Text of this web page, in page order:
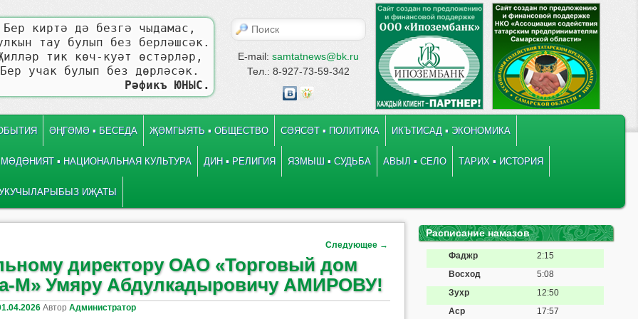
Бер киртә дә безгә чыдамас,
тау булып без берләшсәк.
тик көч-куәт өстәрләр,
Бер учак булып без дөрләсәк.
Рәфикъ ЮНЫС.
E-mail: samtatnews@bk.ru
Тел.: 8-927-73-59-342
ӘҢГӘМӘ ▪ БЕСЕДА ҖӘМГЫЯТЬ ▪ ОБЩЕСТВО СӘЯСӘТ ▪ ПОЛИТИКА ИКЪТИСАД ▪ ЭКОНОМИКА
▪ НАЦИОНАЛЬНАЯ КУЛЬТУРА ДИН ▪ РЕЛИГИЯ ЯЗМЫШ ▪ СУДЬБА АВЫЛ ▪ СЕЛО ТАРИХ ▪ ИСТОРИЯ
ИҖАТЫ
Следующее →
директору ОАО «Торговый дом
М» Умяру Абдулкадыровичу АМИРОВУ!
АвторАдминистратор
Расписание намазов
Фаджр
2:15
Восход
5:08
Зухр
12:50
Аср
17:57